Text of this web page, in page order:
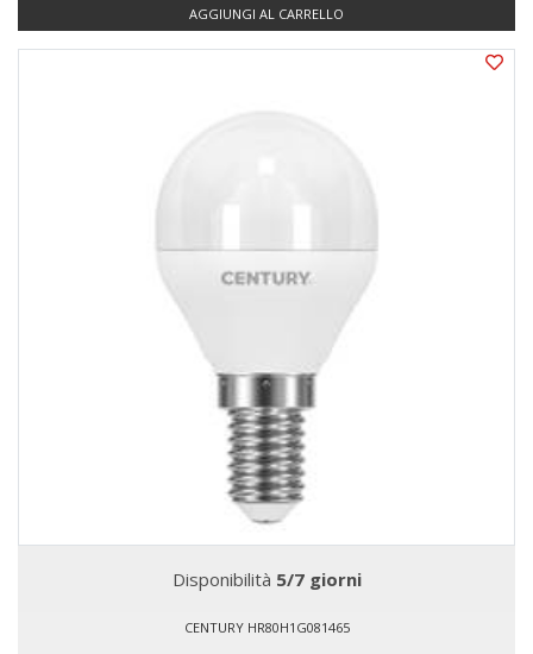
AGGIUNGI AL CARRELLO
Disponibilità 5/7 giorni
CENTURY HR80H1G081465